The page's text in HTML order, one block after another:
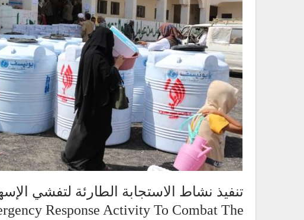
تنفيذ نشاط الاستجابة الطارئة لتفشي
Response Activity To Combat The